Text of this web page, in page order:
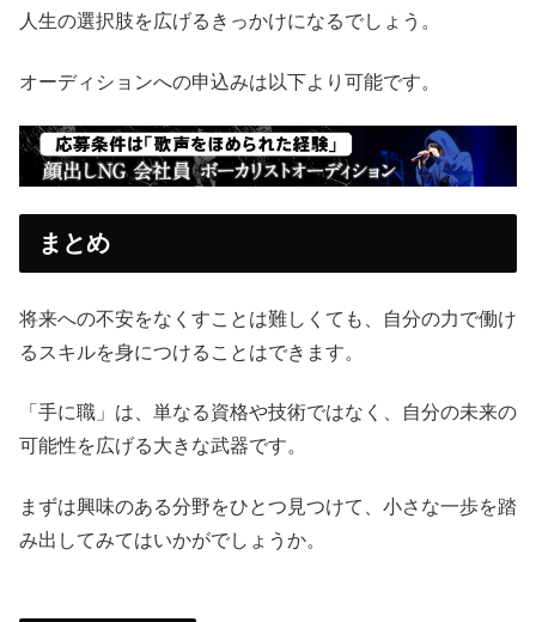
人生の選択肢を広げるきっかけになるでしょう。
オーディションへの申込みは以下より可能です。
まとめ
将来への不安をなくすことは難しくても、自分の力で働け
るスキルを身につけることはできます。
「手に職」は、単なる資格や技術ではなく、自分の未来の
可能性を広げる大きな武器です。
まずは興味のある分野をひとつ見つけて、小さな一歩を踏
み出してみてはいかがでしょうか。